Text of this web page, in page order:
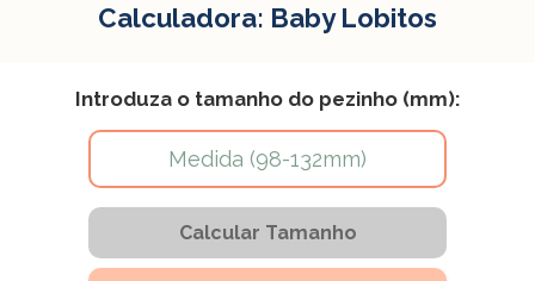
Calculadora: Baby Lobitos
Introduza o tamanho do pezinho (mm):
Calcular Tamanho